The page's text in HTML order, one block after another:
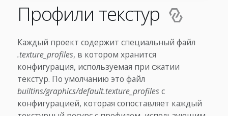
Профили текстур
Каждый проект содержит специальный файл
.texture_profiles, в котором хранится
конфигурация, используемая при сжатии
текстур. По умолчанию это файл
builtins/graphics/default.texture_profilesс
конфигурацией, которая сопоставляет каждый